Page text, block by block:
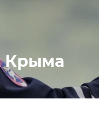
Крыма